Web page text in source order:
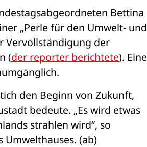
Bettina
„Perle für den Umwelt- und
Vervollständigung der
(der reporter berichtete). Eine
den Beginn von Zukunft,
bedeute. „Es wird etwas
strahlen wird“, so
(ab)